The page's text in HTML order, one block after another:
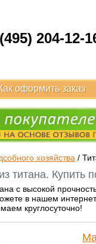
204-12-
оформить заказ
хозяйства /
титана. Купить
с высокой
в нашем
круглосуточно!